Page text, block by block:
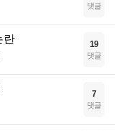
댓글
란 19
댓글
7
댓글